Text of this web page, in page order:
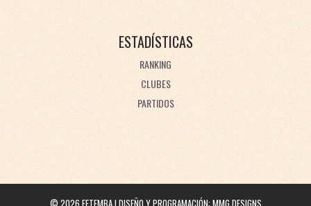
ESTADÍSTICAS
RANKING
CLUBES
PARTIDOS